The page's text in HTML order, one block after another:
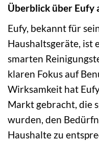
Überblick über Eufy
Eufy, bekannt für
Haushaltsgeräte, ist
smarten
klaren Fokus auf
Wirksamkeit hat
Markt gebracht, die
wurden, den
Haushalte zu